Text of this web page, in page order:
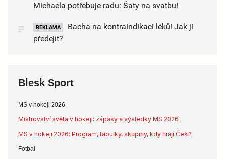
Michaela potřebuje radu: Šaty na svatbu!
REKLAMA
Bacha na kontraindikaci léků! Jak jí
předejít?
Blesk Sport
MS v hokeji 2026
Mistrovství světa v hokeji: zápasy a výsledky MS 2026
MS v hokeji 2026: Program, tabulky, skupiny, kdy hrají Češi?
Fotbal